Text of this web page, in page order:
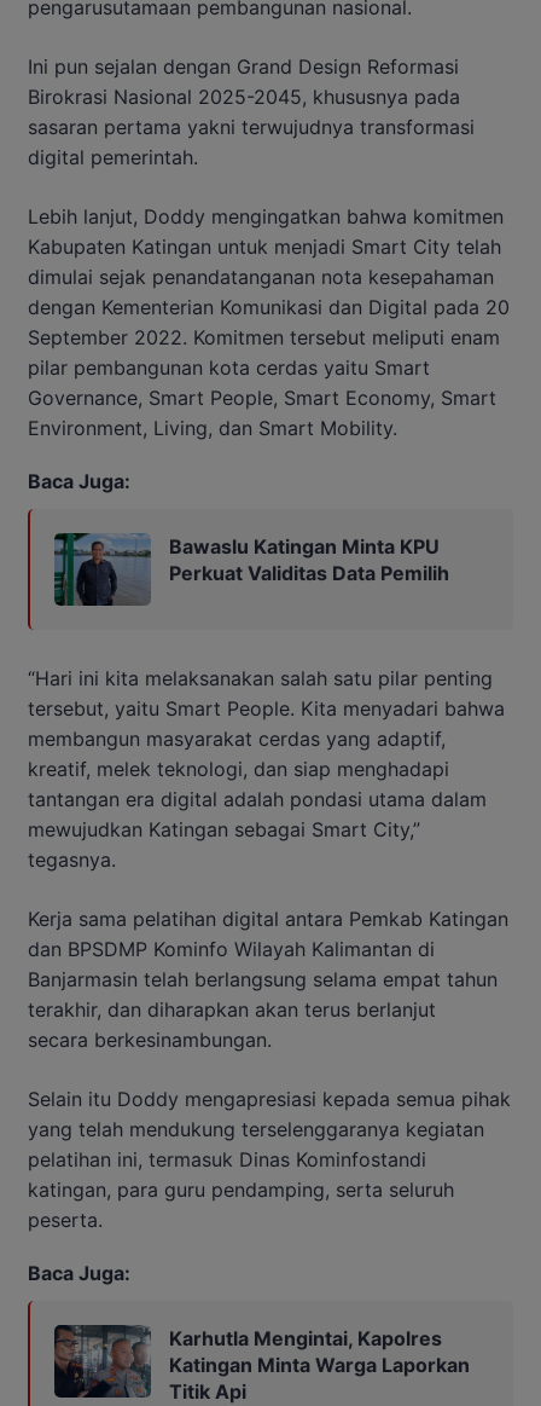
pengarusutamaan pembangunan nasional.
Ini pun sejalan dengan Grand Design Reformasi
Birokrasi Nasional 2025-2045, khususnya pada
sasaran pertama yakni terwujudnya transformasi
digital pemerintah.
Lebih lanjut, Doddy mengingatkan bahwa komitmen
Kabupaten Katingan untuk menjadi Smart City telah
dimulai sejak penandatanganan nota kesepahaman
dengan Kementerian Komunikasi dan Digital pada 20
September 2022. Komitmen tersebut meliputi enam
pilar pembangunan kota cerdas yaitu Smart
Governance, Smart People, Smart Economy, Smart
Environment, Living, dan Smart Mobility.
Baca Juga:
Bawaslu Katingan Minta KPU
Perkuat Validitas Data Pemilih
“Hari ini kita melaksanakan salah satu pilar penting
tersebut, yaitu Smart People. Kita menyadari bahwa
membangun masyarakat cerdas yang adaptif,
kreatif, melek teknologi, dan siap menghadapi
tantangan era digital adalah pondasi utama dalam
mewujudkan Katingan sebagai Smart City,”
tegasnya.
Kerja sama pelatihan digital antara Pemkab Katingan
dan BPSDMP Kominfo Wilayah Kalimantan di
Banjarmasin telah berlangsung selama empat tahun
terakhir, dan diharapkan akan terus berlanjut
secara berkesinambungan.
Selain itu Doddy mengapresiasi kepada semua pihak
yang telah mendukung terselenggaranya kegiatan
pelatihan ini, termasuk Dinas Kominfostandi
katingan, para guru pendamping, serta seluruh
peserta.
Baca Juga:
Karhutla Mengintai, Kapolres
Katingan Minta Warga Laporkan
Titik Api